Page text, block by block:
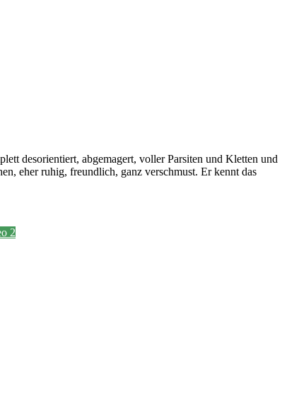
desorientiert, abgemagert, voller Parsiten und Kletten und
eher ruhig, freundlich, ganz verschmust. Er kennt das
2